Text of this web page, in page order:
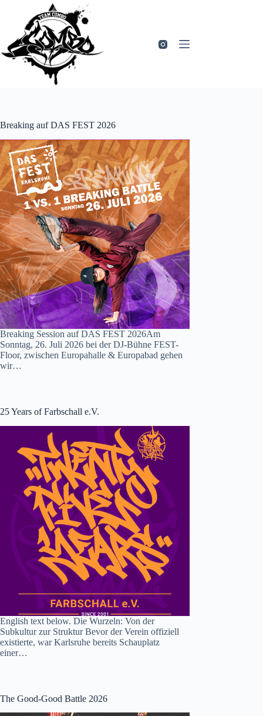
springen
Breaking auf DAS FEST 2026
Breaking Session auf DAS FEST 2026Am
Sonntag, 26. Juli 2026 bei der DJ-Bühne FEST-
Floor, zwischen Europahalle & Europabad gehen
wir…
25 Years of Farbschall e.V.
English text below. Die Wurzeln: Von der
Subkultur zur Struktur Bevor der Verein offiziell
existierte, war Karlsruhe bereits Schauplatz
einer…
The Good-Good Battle 2026